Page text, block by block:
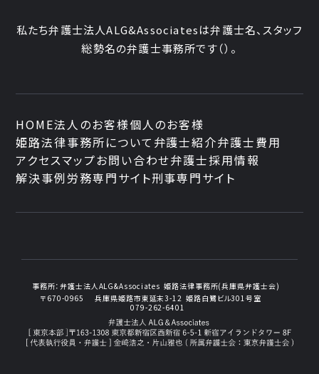
私たち弁護士法人ALG&Associatesは弁護士名、 スタッフ
総勢名の弁護士事務所です（）。
HOME法人のお客様個人のお客様
姫路法律事務所について 弁護士紹介弁護士費用
アクセスマップお問い合わせ弁護士採用情報
解決事例労務専門サイト刑事専門サイト
事務所：弁護士法人ALG&Associates 姫路法律事務所(兵庫県弁護士会)
〒670-0965
兵庫県姫路市東延末3-12 姫路白鷺ビル301号室
079-262-6401